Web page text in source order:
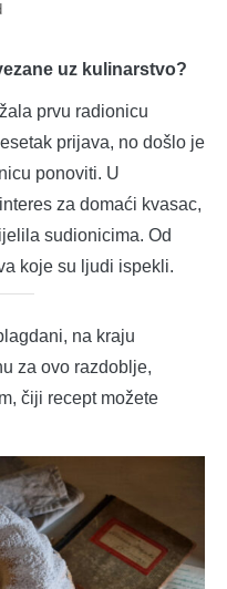
uz kulinarstvo?
prvu radionicu
prijava, no došlo je
ponoviti. U
za domaći kvasac,
sudionicima. Od
koje su ljudi ispekli.
na kraju
za ovo razdoblje,
čiji recept možete